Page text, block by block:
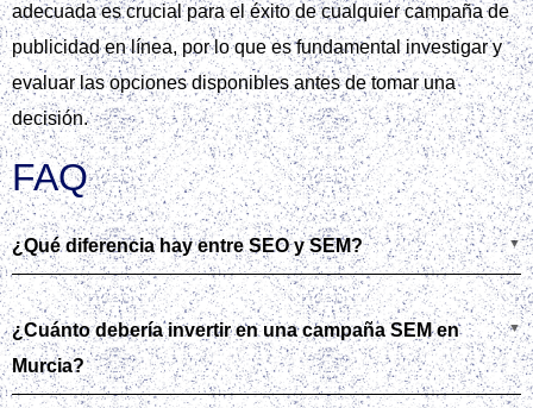
adecuada es crucial para el éxito de cualquier campaña de
publicidad en línea, por lo que es fundamental investigar y
evaluar las opciones disponibles antes de tomar una
decisión.
FAQ
¿Qué diferencia hay entre SEO y SEM?
¿Cuánto debería invertir en una campaña SEM en
Murcia?